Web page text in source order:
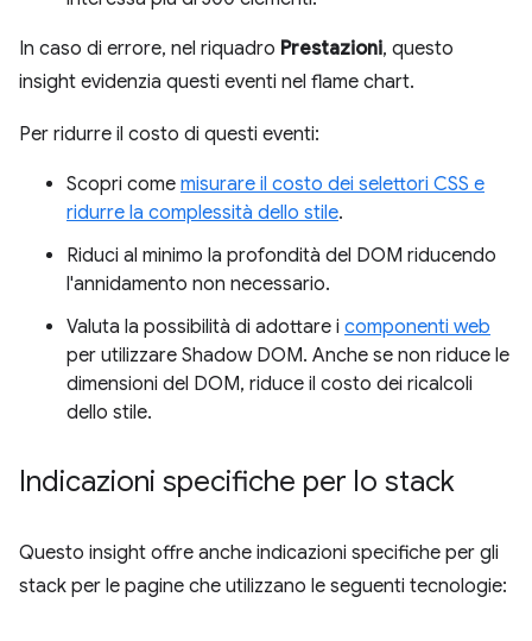
In caso di errore, nel riquadro Prestazioni, questo
insight evidenzia questi eventi nel flame chart.
Per ridurre il costo di questi eventi:
Scopri come misurare il costo dei selettori CSS e
ridurre la complessità dello stile.
Riduci al minimo la profondità del DOM riducendo
l'annidamento non necessario.
Valuta la possibilità di adottare i componenti web
per utilizzare Shadow DOM. Anche se non riduce le
dimensioni del DOM, riduce il costo dei ricalcoli
dello stile.
Indicazioni specifiche per lo stack
Questo insight offre anche indicazioni specifiche per gli
stack per le pagine che utilizzano le seguenti tecnologie: